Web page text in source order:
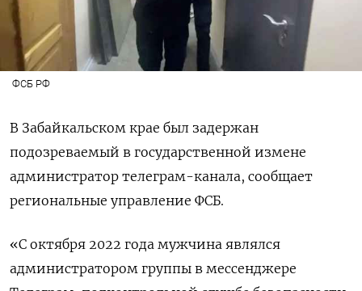
ФСБ РФ
В Забайкальском крае был задержан
подозреваемый в государственной измене
администратор телеграм-канала, сообщает
региональные управление ФСБ.
«С октября 2022 года мужчина являлся
администратором группы в мессенджере